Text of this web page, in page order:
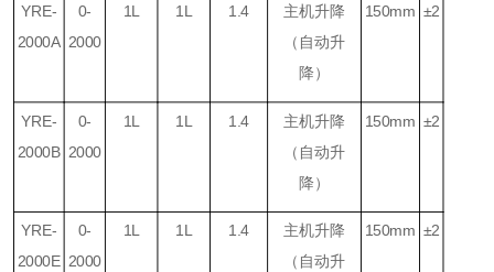
YRE-
2000A
0-
2000
1L 1L 1.4
主机升降
（自动升
降）
150mm ±2
YRE-
2000B
0-
2000
1L 1L 1.4
主机升降
（自动升
降）
150mm ±2
YRE-
2000E
0-
2000
1L 1L 1.4
主机升降
（自动升
150mm ±2